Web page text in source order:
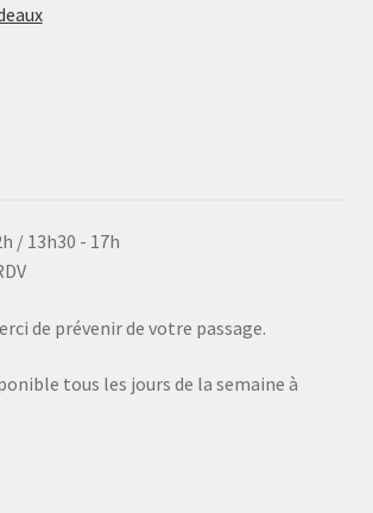
/ 13h30 - 17h
de prévenir de votre passage.
tous les jours de la semaine à